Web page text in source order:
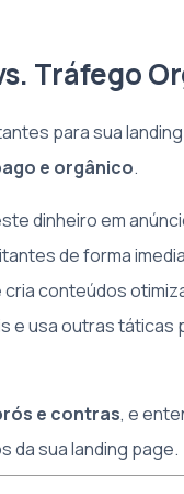
Tráfego
para sua
e orgânico.
dinheiro em
de forma
cria conteúdos
e usa outras
e contras, e
da sua landing page.